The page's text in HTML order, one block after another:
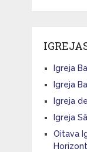
Igreja
Igreja
Igreja
Igreja
Oitava